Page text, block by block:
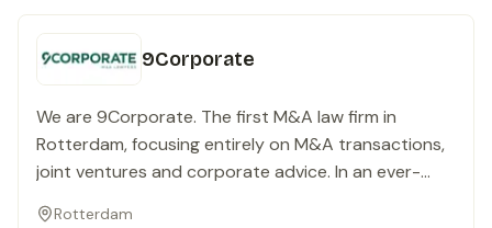
9Corporate
We are 9Corporate. The first M&A law firm in
Rotterdam, focusing entirely on M&A transactions,
joint ventures and corporate advice. In an ever-
Rotterdam